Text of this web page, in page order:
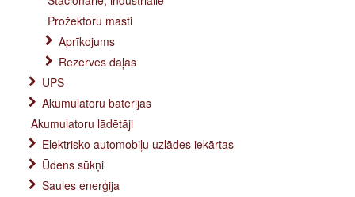
Prožektoru masti
Aprīkojums
Rezerves daļas
UPS
Akumulatoru baterijas
Akumulatoru lādētāji
Elektrisko automobiļu uzlādes iekārtas
Ūdens sūkņi
Saules enerģija